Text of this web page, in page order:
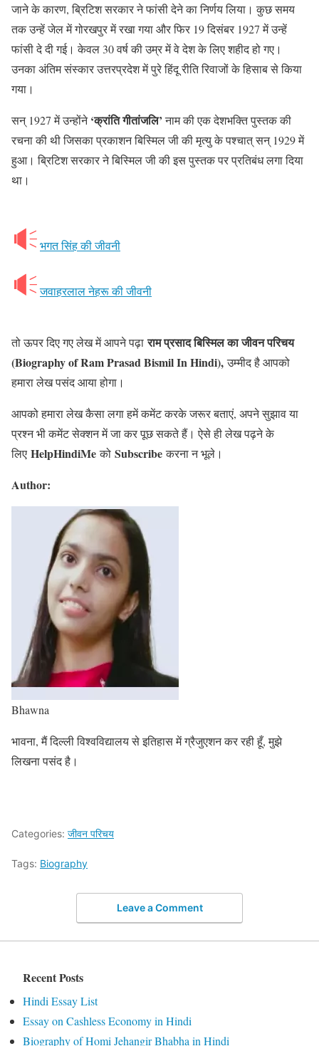
जाने के कारण, ब्रिटिश सरकार ने फांसी देने का निर्णय लिया। कुछ समय
तक उन्हें जेल में गोरखपुर में रखा गया और फिर 19 दिसंबर 1927 में उन्हें
फांसी दे दी गई। केवल 30 वर्ष की उम्र में वे देश के लिए शहीद हो गए।
उनका अंतिम संस्कार उत्तरप्रदेश में पुरे हिंदू रीति रिवाजों के हिसाब से किया
गया।
सन् 1927 में उन्होंने‘क्रांति गीतांजलि’नाम की एक देशभक्ति पुस्तक की
रचना की थी जिसका प्रकाशन बिस्मिल जी की मृत्यु के पश्चात् सन् 1929 में
हुआ। ब्रिटिश सरकार ने बिस्मिल जी की इस पुस्तक पर प्रतिबंध लगा दिया
था।
भगत सिंह की जीवनी
जवाहरलाल नेहरू की जीवनी
तो ऊपर दिए गए लेख में आपने पढ़ाराम प्रसाद बिस्मिल का जीवन परिचय
(Biography of Ram Prasad Bismil In Hindi),उम्मीद है आपको
हमारा लेख पसंद आया होगा।
आपको हमारा लेख कैसा लगा हमें कमेंट करके जरूर बताएं, अपने सुझाव या
प्रश्न भी कमेंट सेक्शन में जा कर पूछ सकते हैं। ऐसे ही लेख पढ़ने के
लिए HelpHindiMeको Subscribeकरना न भूले।
Author:
Bhawna
भावना, मैं दिल्ली विश्वविद्यालय से इतिहास में ग्रैजुएशन कर रही हूँ, मुझे
लिखना पसंद है।
Categories: जीवन परिचय
Tags: Biography
Leave a Comment
Recent Posts
Hindi Essay List
Essay on Cashless Economy in Hindi
Biography of Homi Jehangir Bhabha in Hindi